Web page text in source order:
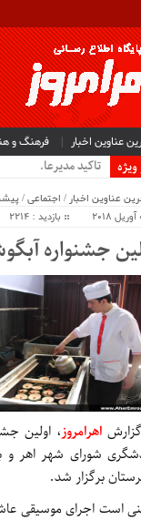
عناوین اخبار فرهنگ و
ویژه
تاکید مدیرعامل من_
عناوین اخبار / اجتماعی/
بازدید : 2214
جشنواره
اهرامروز، اولین
شورای شهر اهر و
برگزار شد.
است اجرای موسیقی